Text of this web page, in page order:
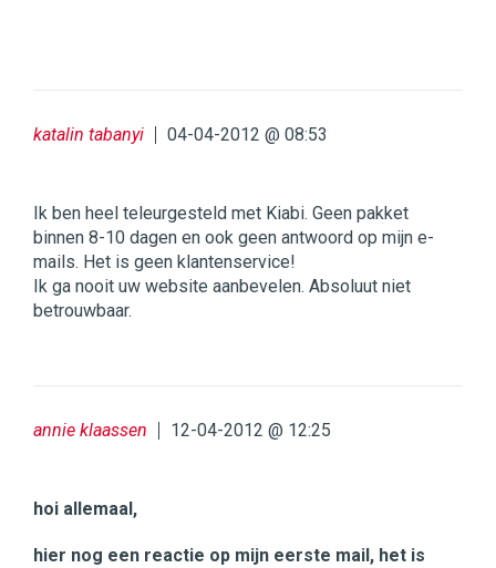
katalin tabanyi 04-04-2012 @ 08:53
Ik ben heel teleurgesteld met Kiabi. Geen pakket
binnen 8-10 dagen en ook geen antwoord op mijn e-
mails. Het is geen klantenservice!
Ik ga nooit uw website aanbevelen. Absoluut niet
betrouwbaar.
annie klaassen 12-04-2012 @ 12:25
hoi allemaal,
hier nog een reactie op mijn eerste mail, het is